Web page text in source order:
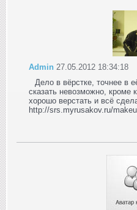
Admin 27.05.2012 18:34:18
Дело в вёрстке, точнее в
сказать невозможно, кроме
хорошо верстать и всё
http://srs.myrusakov.ru/